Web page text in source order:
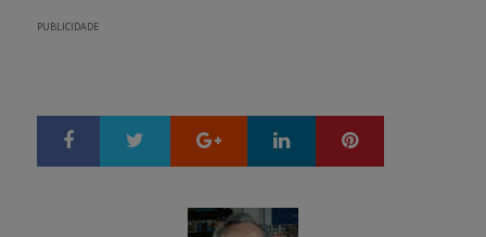
PUBLICIDADE
Google+ LinkedIn